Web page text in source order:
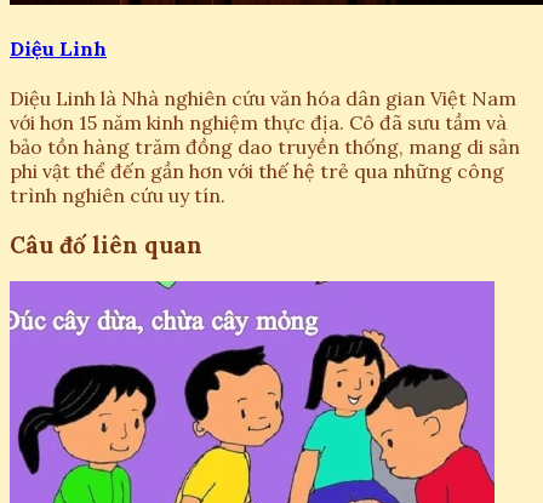
Diệu Linh
Diệu Linh là Nhà nghiên cứu văn hóa dân gian Việt Nam
với hơn 15 năm kinh nghiệm thực địa. Cô đã sưu tầm và
bảo tồn hàng trăm đồng dao truyền thống, mang di sản
phi vật thể đến gần hơn với thế hệ trẻ qua những công
trình nghiên cứu uy tín.
Câu đố liên quan